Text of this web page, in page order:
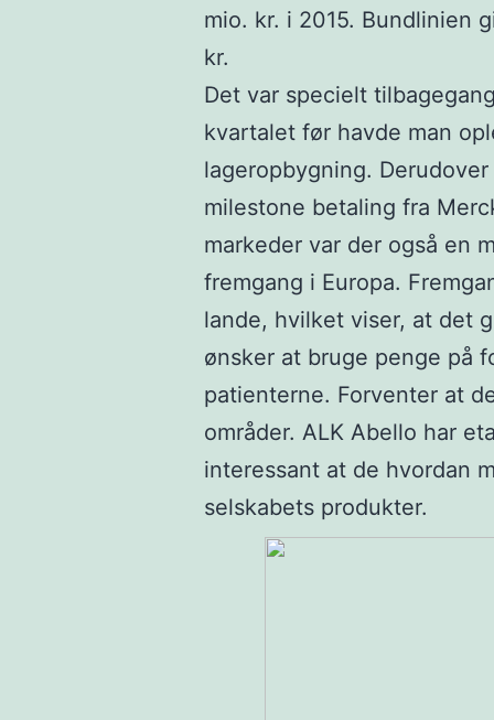
mio. kr. i 2015. Bundlinien
kr.
Det var specielt
kvartalet før havde man
lageropbygning.
milestone betaling fra
markeder var der også en
fremgang i Europa.
lande, hvilket viser, at det
ønsker at bruge penge på
patienterne. Forventer at
områder. ALK Abello har
interessant at de hvordan
selskabets produkter.